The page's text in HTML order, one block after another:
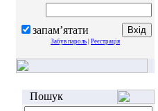
запам’ятати
Забув пароль Реєстрація
Пошук